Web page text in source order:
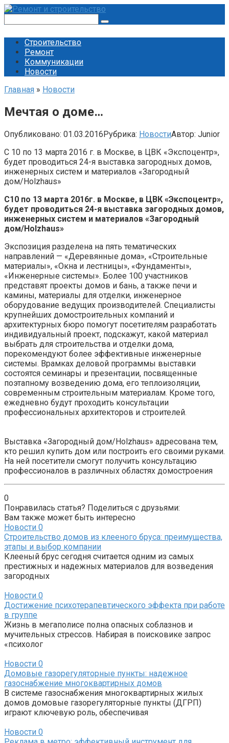
Перейти
контенту
Строительство
Ремонт
Коммуникации
Новости
Главная » Новости
Мечтая о доме…
Опубликовано: 01.03.2016Рубрика: НовостиАвтор: Junior
С 10 по 13 марта 2016 г. в Москве, в ЦВК «Экспоцентр»,
будет проводиться 24-я выставка загородных домов,
инженерных систем и материалов «Загородный
дом/Holzhaus»
С10 по 13 марта 2016г. в Москве, в ЦВК «Экспоцентр»,
будет проводиться 24-я выставка загородных домов,
инженерных систем и материалов «Загородный
дом/Holzhaus»
Экспозиция разделена на пять тематических
направлений — «Деревянные дома», «Строительные
материалы», «Окна и лестницы», «Фундаменты»,
«Инженерные системы». Более 100 участников
представят проекты домов и бань, а также печи и
камины, материалы для отделки, инженерное
оборудование ведущих производителей. Специалисты
крупнейших домостроительных компаний и
архитектурных бюро помогут посетителям разработать
индивидуальный проект, подскажут, какой материал
выбрать для строительства и отделки дома,
порекомендуют более эффективные инженерные
системы. Врамках деловой программы выставки
состоятся семинары и презентации, посвященные
поэтапному возведению дома, его теплоизоляции,
современным строительным материалам. Кроме того,
ежедневно будут проходить консультации
профессиональных архитекторов и строителей.
Выставка «Загородный дом/Holzhaus» адресована тем,
кто решил купить дом или построить его своими руками.
На ней посетители смогут получить консультацию
профессионалов в различных областях домостроения
0
Понравилась статья? Поделиться с друзьями:
Вам также может быть интересно
Новости 0
Строительство домов из клееного бруса: преимущества,
этапы и выбор компании
Клееный брус сегодня считается одним из самых
престижных и надежных материалов для возведения
загородных
Новости 0
Достижение психотерапевтического эффекта при работе
в группе
Жизнь в мегаполисе полна опасных соблазнов и
мучительных стрессов. Набирая в поисковике запрос
«психолог
Новости 0
Домовые газорегуляторные пункты: надежное
газоснабжение многоквартирных домов
В системе газоснабжения многоквартирных жилых
домов домовые газорегуляторные пункты (ДГРП)
играют ключевую роль, обеспечивая
Новости 0